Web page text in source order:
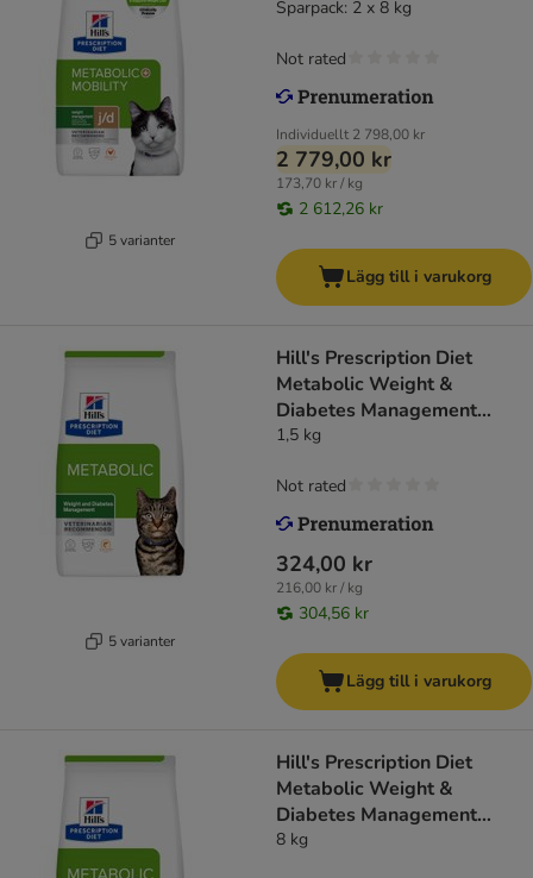
5 varianter
Sparpack: 2 x 8 kg
Individuellt 2 798,00 kr
2 779,00 kr
173,70 kr / kg
2 612,26 kr
Not rated
Lägg till i varukorg
5 varianter
Hill's Prescription Diet
Metabolic Weight &
Diabetes Management
Salmon
1,5 kg
324,00 kr
216,00 kr / kg
304,56 kr
Not rated
Lägg till i varukorg
Hill's Prescription Diet
Metabolic Weight &
Diabetes Management
Salmon
8 kg